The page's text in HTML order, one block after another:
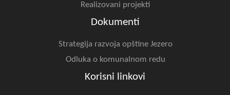
Realizovani projekti
Dokumenti
Strategija razvoja opštine Jezero
Odluka o komunalnom redu
Korisni linkovi